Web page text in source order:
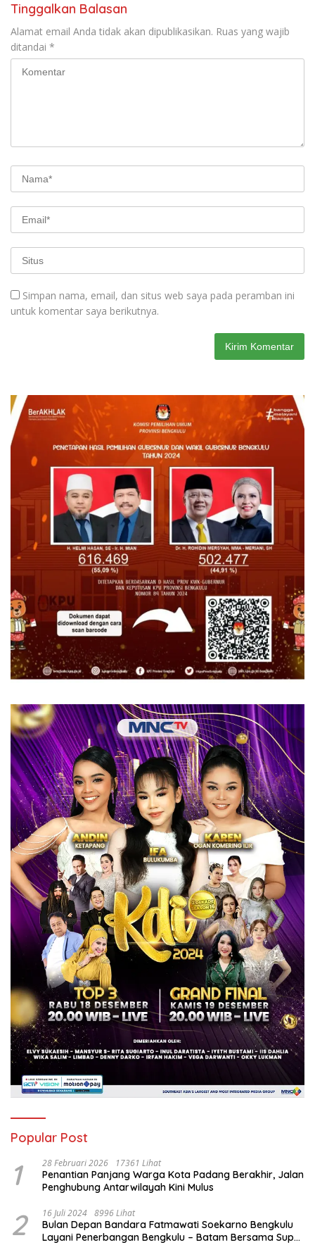
Tinggalkan Balasan
Alamat email Anda tidak akan dipublikasikan. Ruas yang wajib
ditandai *
Simpan nama, email, dan situs web saya pada peramban ini
untuk komentar saya berikutnya.
Popular Post
1 28 Februari 2026 17361 Lihat
Penantian Panjang Warga Kota Padang Berakhir, Jalan
Penghubung Antarwilayah Kini Mulus
2 16 Juli 2024 8996 Lihat
Bulan Depan Bandara Fatmawati Soekarno Bengkulu
Layani Penerbangan Bengkulu – Batam Bersama Super